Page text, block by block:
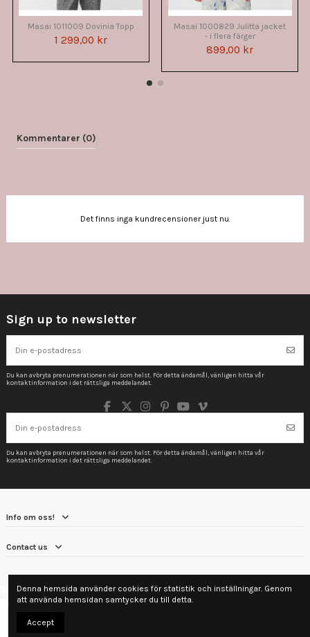
Masai 1011009 Dovinia Topp
1 299,00 kr
Masai 1000829 Julitta jacket
- i flera färger
899,00 kr
Kommentarer (0)
Det finns inga kundrecensioner just nu.
Sign up to newsletter
Du kan avbryta prenumerationen när som helst. För detta ändamål, vänligen hitta vår
kontaktinformation i det rättsliga meddelandet.
Du kan avbryta prenumerationen när som helst. För detta ändamål, vänligen hitta vår
kontaktinformation i det rättsliga meddelandet.
Info om oss!
Contact us
Denna hemsida använder cookies för statistik och inställningar. Genom
att använda hemsidan samtycker du till detta.
Accept